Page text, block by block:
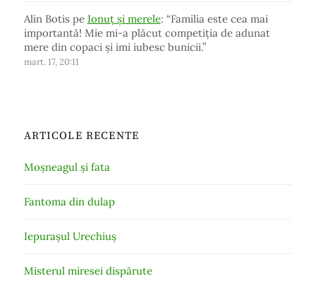
Alin Botispe Ionuț și merele: “Familia este cea mai
importantă! Mie mi-a plăcut competiția de adunat
mere din copaci și imi iubesc bunicii.”
mart. 17, 20:11
ARTICOLE RECENTE
Moșneagul și fata
Fantoma din dulap
Iepurașul Urechiuș
Misterul miresei dispărute